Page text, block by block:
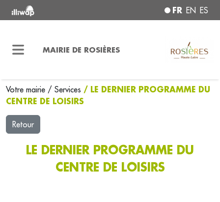
FR EN ES
MAIRIE DE ROSIÈRES
Votre mairie / Services / LE DERNIER PROGRAMME DU
CENTRE DE LOISIRS
Retour
LE DERNIER PROGRAMME DU
CENTRE DE LOISIRS